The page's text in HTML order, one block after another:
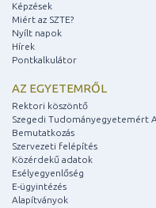
Képzések
Miért az SZTE?
Nyílt napok
Hírek
Pontkalkulátor
AZ EGYETEMRŐL
Rektori köszöntő
Szegedi Tudományegyetemért
Bemutatkozás
Szervezeti felépítés
Közérdekű adatok
Esélyegyenlőség
E-ügyintézés
Alapítványok